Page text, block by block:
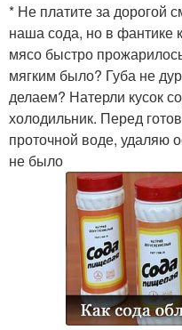
* Не платите за дорогой
наша сода, но в фантике
мясо быстро
мягким было? Губа не
делаем? Натерли кусок
холодильник. Перед
проточной воде, удаляю
не было